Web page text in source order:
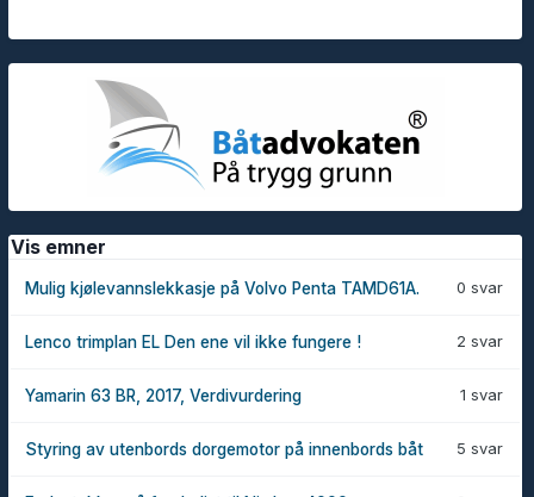
Vis emner
0 svar
Mulig kjølevannslekkasje på Volvo Penta TAMD61A.
2 svar
Lenco trimplan EL Den ene vil ikke fungere !
1 svar
Yamarin 63 BR, 2017, Verdivurdering
5 svar
Styring av utenbords dorgemotor på innenbords båt